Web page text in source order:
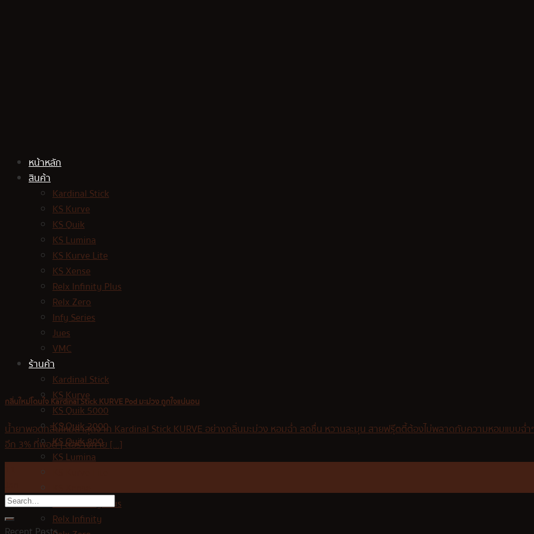
หน้าหลัก
สินค้า
Kardinal Stick
KS Kurve
KS Quik
KS Lumina
KS Kurve Lite
KS Xense
Relx Infinity Plus
Relx Zero
Infy Series
Jues
VMC
ร้านค้า
Kardinal Stick
KS Kurve
KS Quik 5000
KS Quik 2000
KS Quik 800
KS Lumina
Relx Infinity Plus
Relx Infinity
กลิ่นใหม่โดนใจ Kardinal Stick KURVE Pod มะม่วง ถูกใจแน่นอน
น้ำยาพอดกลิ่นใหม่ล่าสุดจาก Kardinal Stick KURVE อย่างกลิ่นมะม่วง หอมฉ่ำ สดชื่น หวานละมุน สายฟรุ๊ตตี้ต้องไม่พลาดกับความหอมแบบฉ่ำ
อีก 3% ที่พอดีๆ ต่อร่างกาย [...]